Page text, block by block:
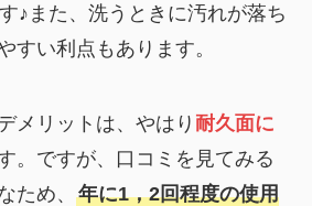
♪また、洗うときに汚れが落ち
すい利点もあります。
メリットは、やはり 耐久面に
。ですが、口コミを見てみる
ため、 年に1，2回程度の使用